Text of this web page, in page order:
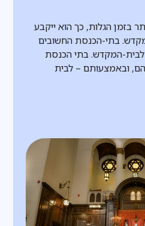
בזמן הגלות, כך הוא ייקבע
בתי-הכנסת החשובים
לבית-המקדש. בתי הכנסת
ובאמצעותם – לבית